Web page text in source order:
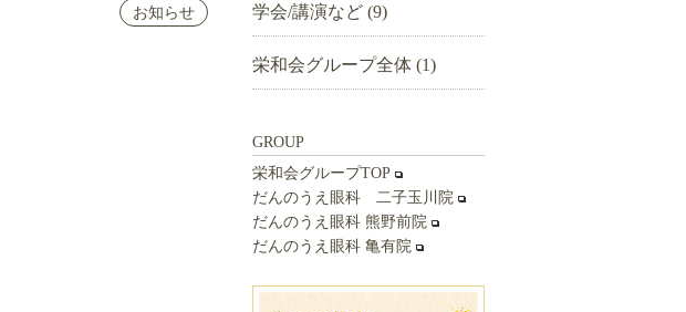
お知らせ 学会/講演など (9)
栄和会グループ全体 (1)
GROUP
栄和会グループTOP
だんのうえ眼科 二子玉川院
だんのうえ眼科 熊野前院
だんのうえ眼科 亀有院